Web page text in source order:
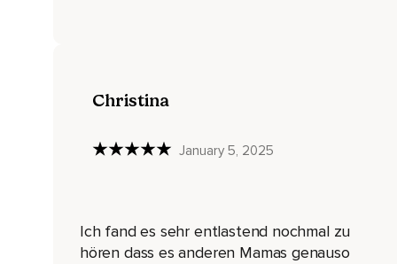
Wenn du jetzt aufstehen willst,
Dann kannst du ja aufstehen und dann ziehen wir dich aber
Wenn wir gucken,
Christina
January 5, 2025
Ich fand es sehr entlastend nochmal zu
hören dass es anderen Mamas genauso